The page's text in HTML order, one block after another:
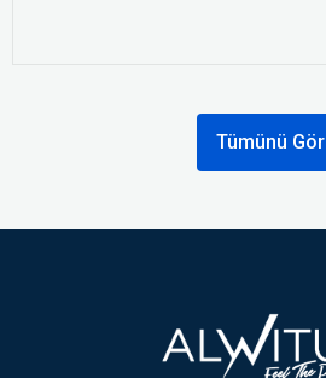
Tümünü Gör